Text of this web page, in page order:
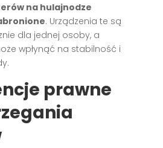
na hulajnodze
. Urządzenia te są
dla jednej osoby, a
wpłynąć na stabilność i
prawne